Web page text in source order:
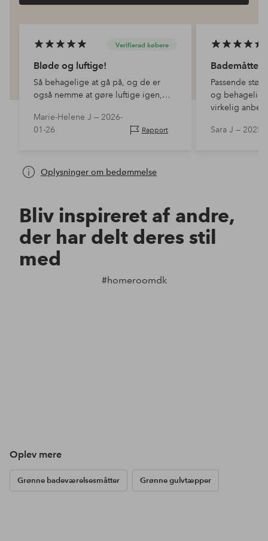
Verifierad købere
Bløde og luftige!
Så behagelige at gå på, og de er
også nemme at gøre luftige igen,
efter vask.
Marie-Helene J — 2026-
01-26
Rapport
Bademåtte
Passende
og behagelig.
virkelig
Sara J — 2025-
Oplysninger om bedømmelse
Bliv inspireret af andre,
der har delt deres stil
med
#homeroomdk
Oplev mere
Grønne badeværelsesmåtter Grønne gulvtæpper